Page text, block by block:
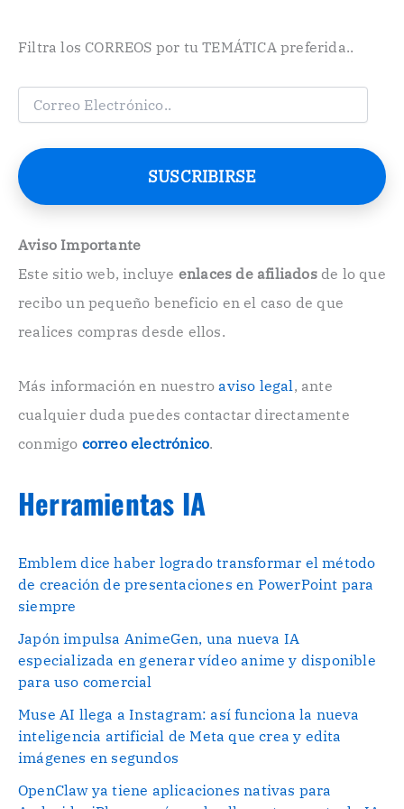
Filtra los CORREOS por tu TEMÁTICA preferida..
C
e
o
e
t
ó
n
o
.
SUSCRIBIRSE
Aviso Importante
Este sitio web, incluye enlaces de afiliadosde lo que
recibo un pequeño beneficio en el caso de que
realices compras desde ellos.
Más información en nuestroaviso legal, ante
cualquier duda puedes contactar directamente
conmigo correo electrónico.
Herramientas IA
Emblem dice haber logrado transformar el método
de creación de presentaciones en PowerPoint para
siempre
Japón impulsa AnimeGen, una nueva IA
especializada en generar vídeo anime y disponible
para uso comercial
Muse AI llega a Instagram: así funciona la nueva
inteligencia artificial de Meta que crea y edita
imágenes en segundos
OpenClaw ya tiene aplicaciones nativas para